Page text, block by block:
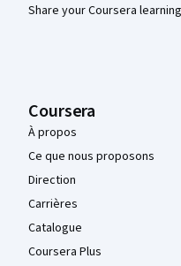
Share your Coursera
Coursera
À propos
Ce que nous proposons
Direction
Carrières
Catalogue
Coursera Plus